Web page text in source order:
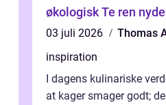
økologisk
03 juli 2026
Thomas
inspiration
I dagens kulinariske
at kager smager godt;